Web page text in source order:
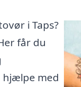
i Taps?
får du
hjælpe med